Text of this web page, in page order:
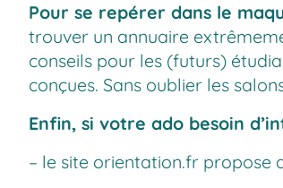
Pour se repérer dans le
trouver un annuaire
conseils pour les (futurs)
conçues. Sans oublier les
Enfin, si votre ado besoin
– le site orientation.fr propose